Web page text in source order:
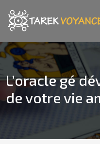
L’oracle gé
de votre vie